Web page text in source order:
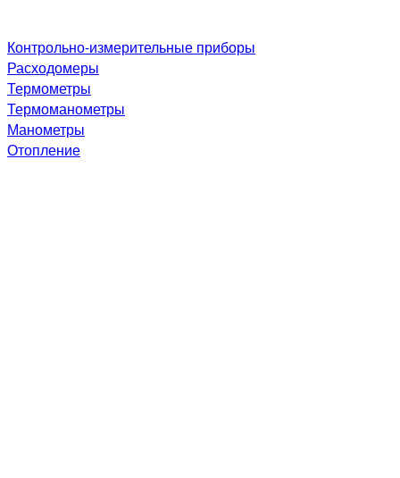
Контрольно-измерительные приборы
Расходомеры
Термометры
Термоманометры
Манометры
Отопление